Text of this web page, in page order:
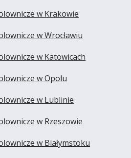
w Krakowie
w Wrocławiu
w Katowicach
w Opolu
w Lublinie
w Rzeszowie
w Białymstoku